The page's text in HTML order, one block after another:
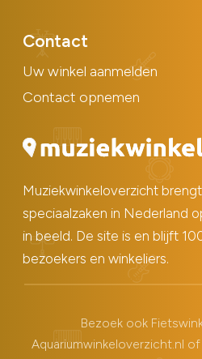
Contact
Uw winkel aanmelden
Contact opnemen
Muziekwinkeloverzicht
speciaalzaken in Nederland
in beeld. De site is en blijft
bezoekers en winkeliers.
Bezoek ook
Aquariumwinkeloverzicht.nl of